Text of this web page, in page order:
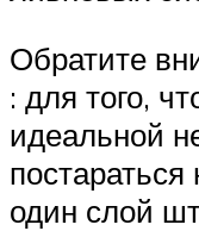
Обратите
: для того,
идеальной
постараться
один слой